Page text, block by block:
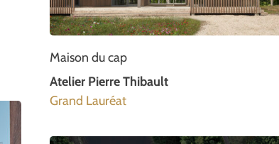
Maison du cap
Atelier Pierre Thibault
Grand Lauréat